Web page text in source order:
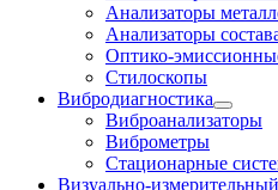
Анализаторы
Анализаторы
Оптико-
Стилоскопы
Вибродиагностика
Виброанализаторы
Виброметры
Стационарные
Визуально-